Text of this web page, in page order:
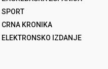
SPORT
CRNA KRONIKA
ELEKTRONSKO IZDANJE